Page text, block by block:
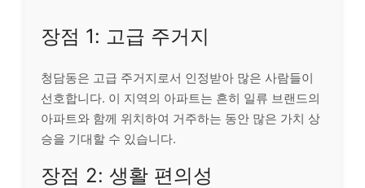
장점 1: 고급 주거지
청담동은 고급 주거지로서 인정받아 많은 사람들이
선호합니다. 이 지역의 아파트는 흔히 일류 브랜드의
아파트와 함께 위치하여 거주하는 동안 많은 가치 상
승을 기대할 수 있습니다.
장점 2: 생활 편의성